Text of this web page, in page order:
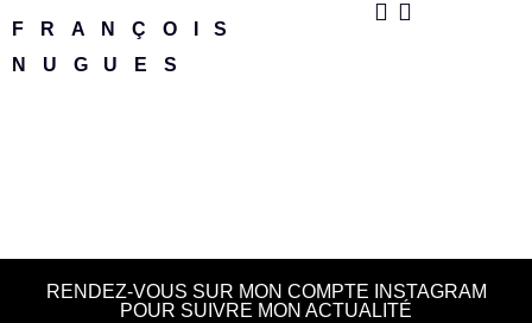
FRANÇOIS
NUGUES
RENDEZ-VOUS SUR MON COMPTE INSTAGRAM
POUR SUIVRE MON ACTUALITÉ